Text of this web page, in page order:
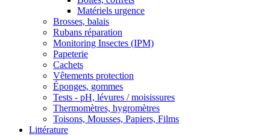
Matériels urgence
Brosses, balais
Rubans réparation
Monitoring Insectes (IPM)
Papeterie
Cachets
Vêtements protection
Éponges, gommes
Tests - pH, lévures / moisissures
Thermomètres, hygromètres
Toisons, Mousses, Papiers, Films
Littérature